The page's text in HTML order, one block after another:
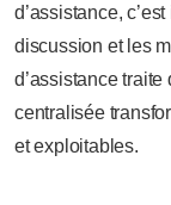
d’assistance,
discussion et les
d’assistance
centralisée
et exploitables.